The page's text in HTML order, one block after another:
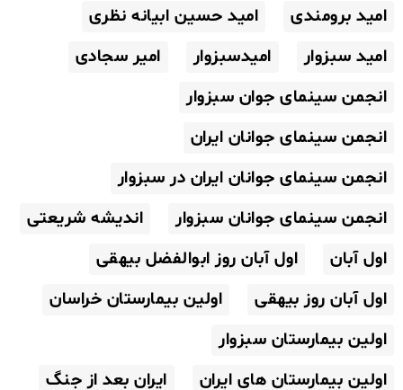
امید برومندی
امید حسین ابیانه نظری
امید سبزوار
امیدسبزوار
امیر سجادی
انجمن سینمای جوان سبزوار
انجمن سینمای جوانان ایران
انجمن سینمای جوانان ایران در سبزوار
انجمن سینمای جوانان سبزوار
اندیشه شریعتی
اول آبان
اول آبان روز ابوالفضل بیهقی
اول آبان روز بیهقی
اولین بیمارستان خراسان
اولین بیمارستان سبزوار
اولین بیمارستان های ایران
ایران بعد از جنگ